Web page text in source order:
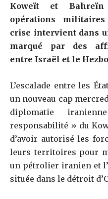
Koweït et
opérations
crise intervient dans
marqué par des
entre Israël et le
L’escalade entre les
un nouveau cap
diplomatie
responsabilité » du
d’avoir autorisé les
leurs territoires pour
un pétrolier iranien et
située dans le détroit